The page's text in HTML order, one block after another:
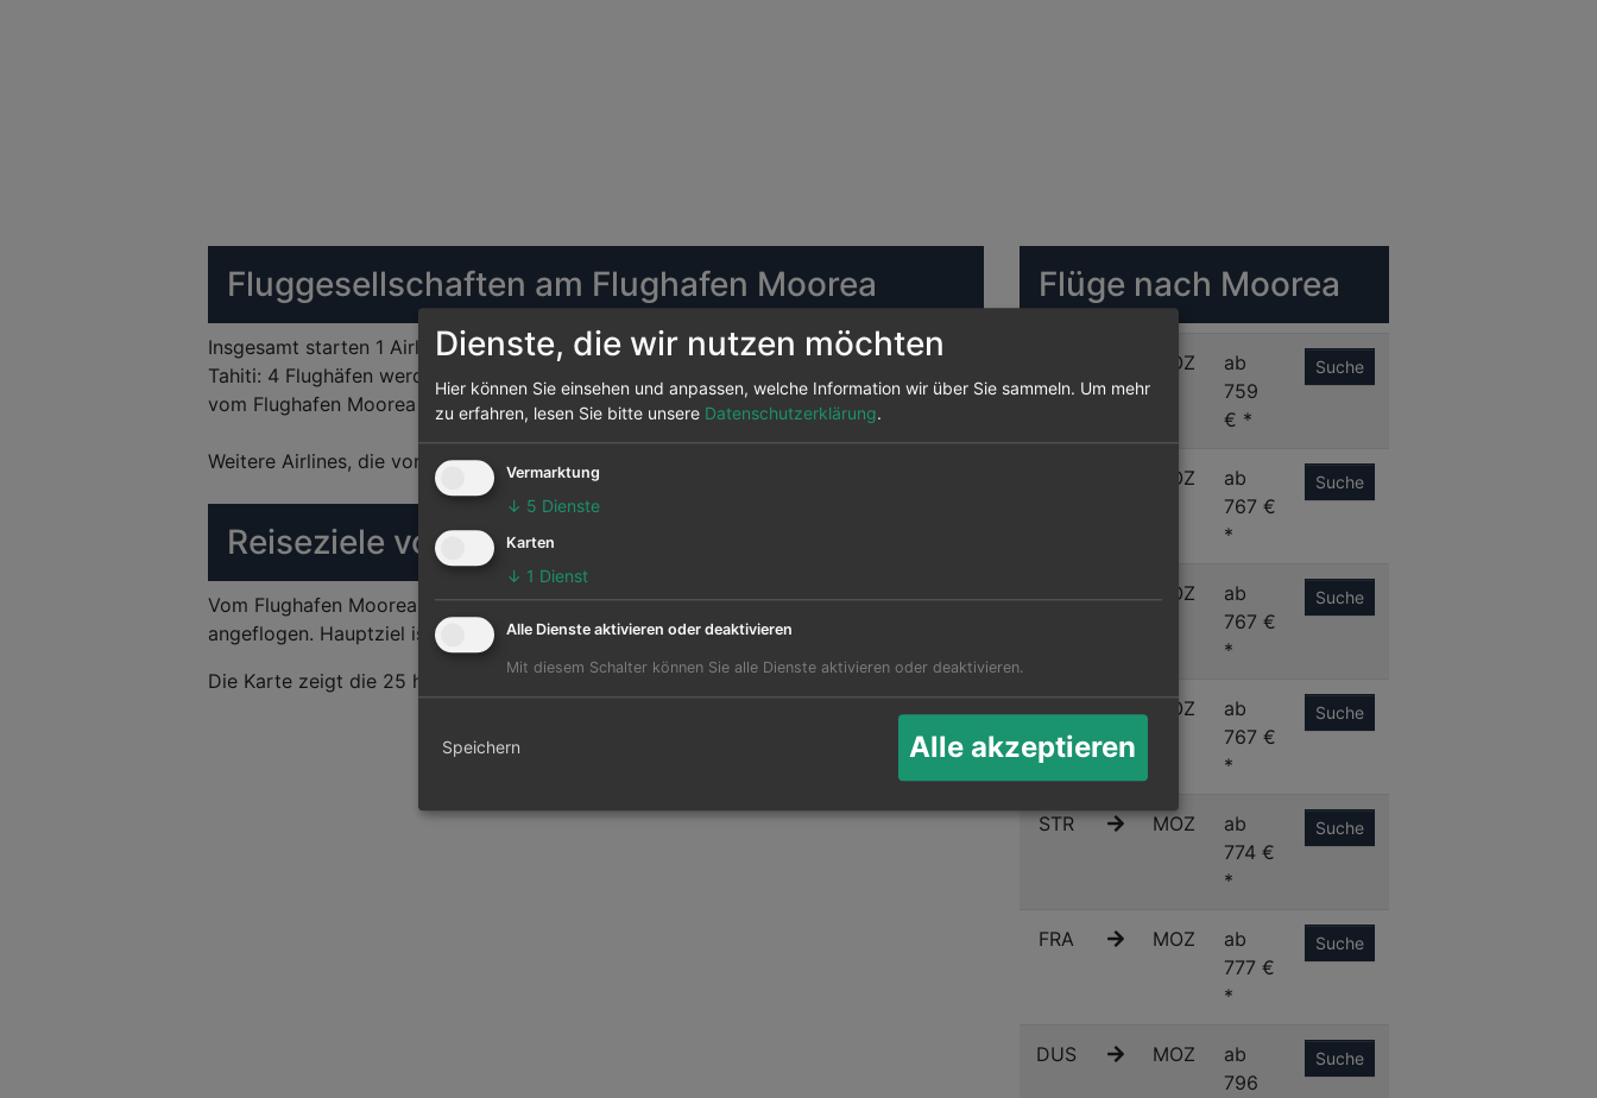
Fluggesellschaften am Flughafen Moorea
Insgesamt starten 1 Airlines vom Flughafen Moorea Die meisten Ziele bedient Air
Tahiti: 4 Flughäfen werden von ihr von hier aus angeflogen, das sind 0 Prozent aller
vom Flughafen Moorea abgehenden Strecken.
Weitere Airlines, die vom Flughafen Moorea abfliegen sind
Reiseziele von Moorea
Vom Flughafen Moorea können 4 andere Flughäfen in diversen Ländern werden auch
angeflogen. Hauptziel ist der Bora Bora in Bora Bora.
Die Karte zeigt die 25 häufigsten Flugziele ab Moorea:
Flüge nach Moorea
MOZ
ab
759
€ *
Suche
MOZ
ab
767 €
*
Suche
MUC MOZ
ab
767 €
*
Suche
STR MOZ
ab
767 €
*
Suche
STR MOZ
ab
774 €
*
Suche
FRA MOZ
ab
777 €
*
Suche
DUS MOZ
ab
796
Suche
Dienste, die wir nutzen möchten
Hier können Sie einsehen und anpassen, welche Information wir über Sie sammeln. Um mehr
zu erfahren, lesen Sie bitte unsere Datenschutzerklärung.
Vermarktung
↓ 5 Dienste
Karten
↓ 1 Dienst
Alle Dienste aktivieren oder deaktivieren
Mit diesem Schalter können Sie alle Dienste aktivieren oder deaktivieren.
Speichern Alle akzeptieren